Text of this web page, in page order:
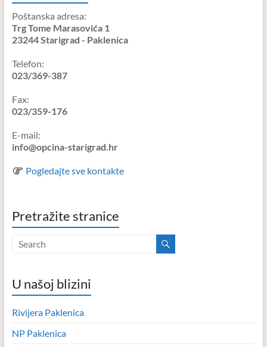
Poštanska adresa:
Trg Tome Marasovića 1
23244 Starigrad - Paklenica
Telefon:
023/369-387
Fax:
023/359-176
E-mail:
info@opcina-starigrad.hr
Pogledajte sve kontakte
Pretražite stranice
U našoj blizini
Rivijera Paklenica
NP Paklenica